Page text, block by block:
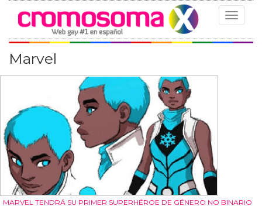
Toggle
Marvel
MARVEL TENDRÁ SU PRIMER SUPERHÉROE DE GÉNERO NO BINARIO